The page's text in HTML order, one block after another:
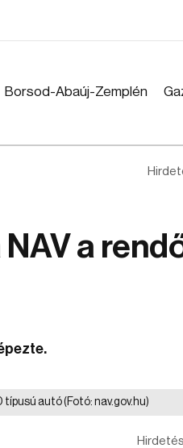
Borsod-Abaúj-Zemplén
a
típusú autó(Fotó: nav.gov.hu)
Hirdetés